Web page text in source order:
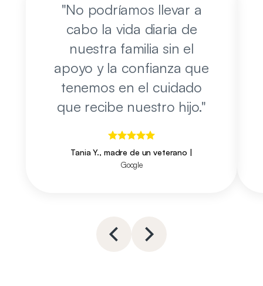
"No podríamos llevar a
cabo la vida diaria de
nuestra familia sin el
apoyo y la confianza que
tenemos en el cuidado
que recibe nuestro hijo."
Tania Y., madre de un veterano |
Google